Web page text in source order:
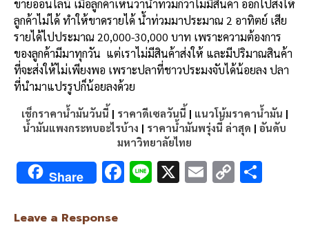
ขายออนไลน์ เมื่อลูกค้าเห็นว่าน้ำท่วมก็ว่าไม่มีสินค้า ออกไปส่งให้
ลูกค้าไม่ได้ ทำให้ขาดรายได้ น้ำท่วมมาประมาณ 2 อาทิตย์ เสีย
รายได้ไปประมาณ 20,000-30,000 บาท เพราะความต้องการ
ของลูกค้ามีมาทุกวัน แต่เราไม่มีสินค้าส่งให้ และมีปริมาณสินค้า
ที่จะส่งให้ไม่เพียงพอ เพราะปลาที่ชาวประมงจับได้น้อยลง ปลา
ที่นำมาแปรรูปก็น้อยลงด้วย
เช็กราคาน้ำมันวันนี้ | ราคาดีเซลวันนี้ | แนวโน้มราคาน้ำมัน |
น้ำมันแพงกระทบอะไรบ้าง | ราคาน้ำมันพรุ่งนี้ ล่าสุด | อันดับ
มหาวิทยาลัยไทย
Share F Li X E C
Leave a Response